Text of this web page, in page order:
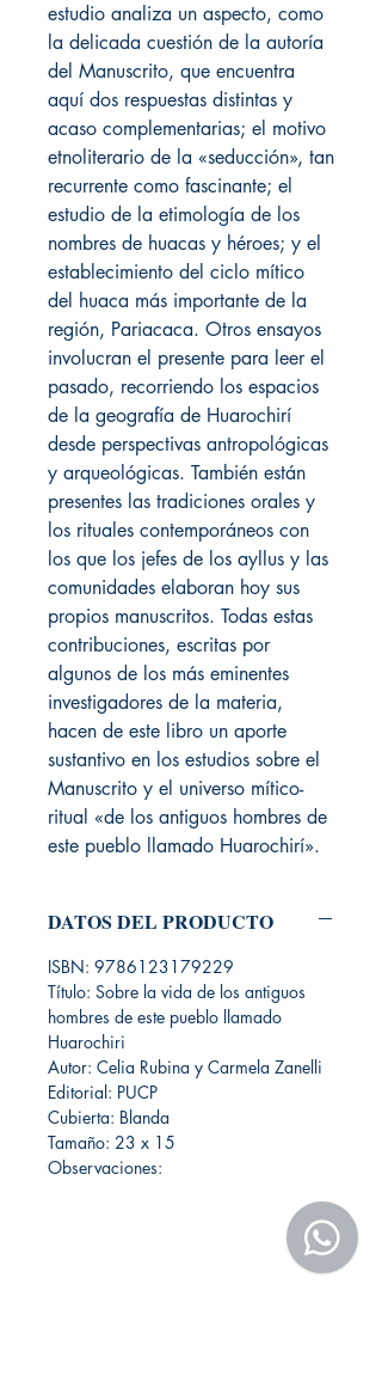
estudio analiza un aspecto, como
la delicada cuestión de la autoría
del Manuscrito, que encuentra
aquí dos respuestas distintas y
acaso complementarias; el motivo
etnoliterario de la «seducción», tan
recurrente como fascinante; el
estudio de la etimología de los
nombres de huacas y héroes; y el
establecimiento del ciclo mítico
del huaca más importante de la
región, Pariacaca. Otros ensayos
involucran el presente para leer el
pasado, recorriendo los espacios
de la geografía de Huarochirí
desde perspectivas antropológicas
y arqueológicas. También están
presentes las tradiciones orales y
los rituales contemporáneos con
los que los jefes de los ayllus y las
comunidades elaboran hoy sus
propios manuscritos. Todas estas
contribuciones, escritas por
algunos de los más eminentes
investigadores de la materia,
hacen de este libro un aporte
sustantivo en los estudios sobre el
Manuscrito y el universo mítico-
ritual «de los antiguos hombres de
este pueblo llamado Huarochirí».
DATOS DEL PRODUCTO
ISBN: 9786123179229
Título: Sobre la vida de los antiguos
hombres de este pueblo llamado
Huarochiri
Autor: Celia Rubina y Carmela Zanelli
Editorial: PUCP
Cubierta: Blanda
Tamaño: 23 x 15
Observaciones: